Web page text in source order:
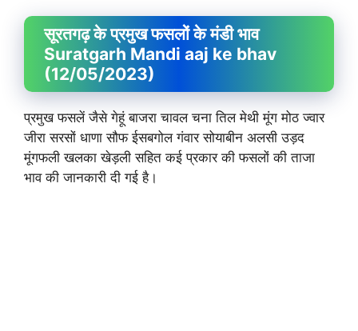
सूरतगढ़ के प्रमुख फसलों के मंडी भाव
Suratgarh Mandi aaj ke bhav
(12/05/2023)
प्रमुख फसलें जैसे गेहूं बाजरा चावल चना तिल मेथी मूंग मोठ ज्वार
जीरा सरसों धाणा सौफ ईसबगोल गंवार सोयाबीन अलसी उड़द
मूंगफली खलका खेड़ली सहित कई प्रकार की फसलों की ताजा
भाव की जानकारी दी गई है।